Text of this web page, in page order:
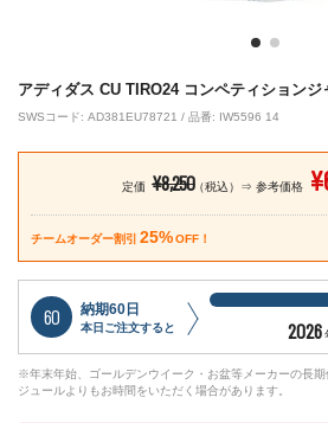
アディダス CU TIRO24 コンペティション
SWSコード: AD381EU78721 / 品番: IW5596 14
定価 ¥8,250（税込） 参考価格
チームオーダー割引 25%OFF！
60 納期60日
本日ご注文すると 2026
※年末年始、ゴールデンウイーク・お盆等メーカーの長
ジュールよりもお時間をいただく場合があります。